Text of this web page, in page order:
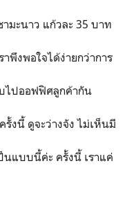
มะนาว แก้วละ 35 บาท
พึงพอใจได้ง่ายกว่าการ
ไปออฟฟิศลูกค้ากัน
งนี้ ดูจะว่างจัง ไม่เห็นมี
นแบบนี้ค่ะ ครั้งนี้ เราแค่